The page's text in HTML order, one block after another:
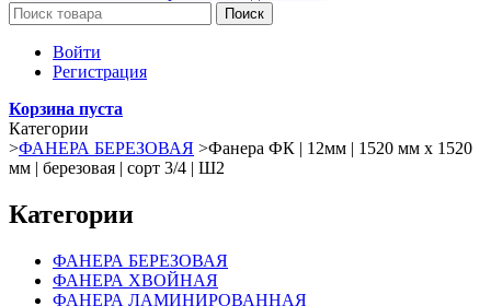
Поиск
Войти
Регистрация
Корзина пуста
Категории
>ФАНЕРА БЕРЕЗОВАЯ >Фанера ФК | 12мм | 1520 мм х 1520
мм | березовая | сорт 3/4 | Ш2
Категории
ФАНЕРА БЕРЕЗОВАЯ
ФАНЕРА ХВОЙНАЯ
ФАНЕРА ЛАМИНИРОВАННАЯ